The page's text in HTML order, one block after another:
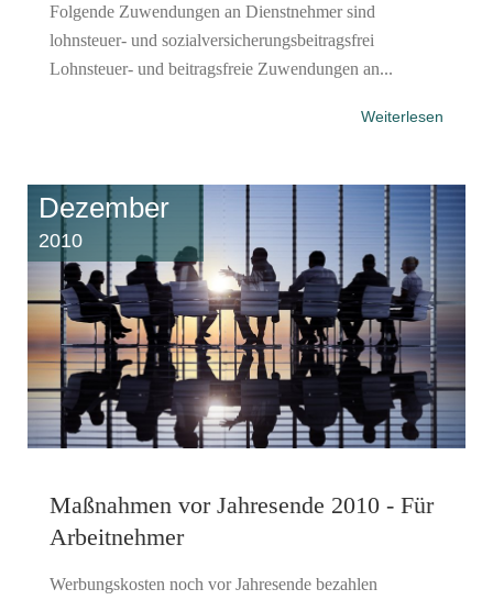
Folgende Zuwendungen an Dienstnehmer sind
lohnsteuer- und sozialversicherungsbeitragsfrei
Lohnsteuer- und beitragsfreie Zuwendungen an...
Weiterlesen
Dezember
2010
Maßnahmen vor Jahresende 2010 - Für
Arbeitnehmer
Werbungskosten noch vor Jahresende bezahlen